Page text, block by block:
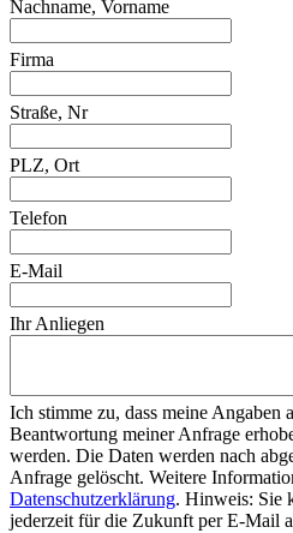
Nachname, Vorname
Firma
Straße, Nr
PLZ, Ort
Telefon
E-Mail
Ihr Anliegen
Ich stimme zu, dass meine Angaben
Beantwortung meiner Anfrage
werden. Die Daten werden nach
Anfrage gelöscht. Weitere
Datenschutzerklärung. Hinweis: Sie
jederzeit für die Zukunft per E-Mail